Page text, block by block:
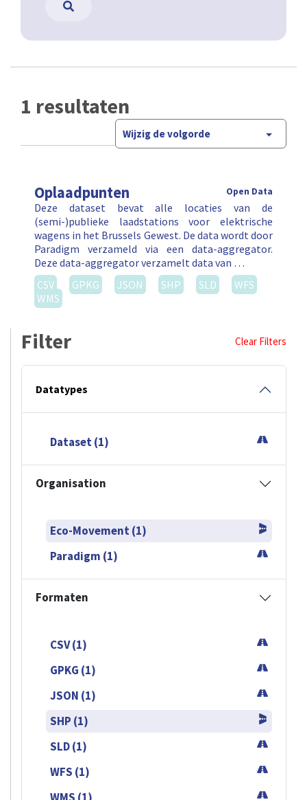
1 resultaten
Wijzig de volgorde
Oplaadpunten Open Data
Deze dataset bevat alle locaties van de
(semi-)publieke laadstations voor elektrische
wagens in het Brussels Gewest. De data wordt door
Paradigm verzameld via een data-aggregator.
Deze data-aggregator verzamelt data van …
CSV
GPKG JSON SHP SLD
WFS
WMS
Filter Clear Filters
Datatypes
Dataset (1)
Organisation
Eco-Movement (1)
Paradigm (1)
Formaten
CSV (1)
GPKG (1)
JSON (1)
SHP (1)
SLD (1)
WFS (1)